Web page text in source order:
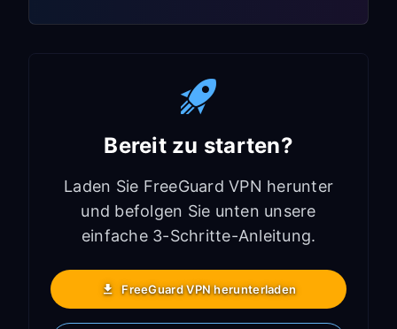
Bereit zu starten?
Laden Sie FreeGuard VPN herunter
und befolgen Sie unten unsere
einfache 3-Schritte-Anleitung.
FreeGuard VPN herunterladen